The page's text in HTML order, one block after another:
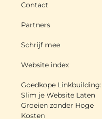
Contact
Partners
Schrijf mee
Website index
Goedkope Linkbuilding:
Slim je Website Laten
Groeien zonder Hoge
Kosten